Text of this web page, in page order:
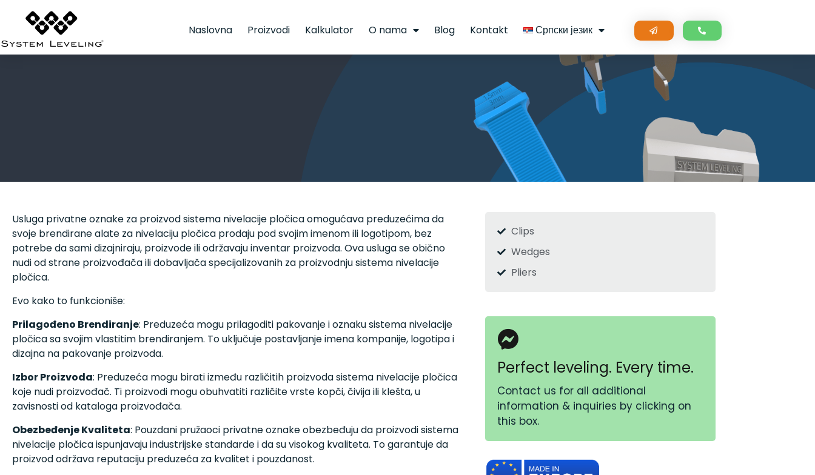
Naslovna Proizvodi Kalkulator O nama Blog Kontakt Српски језик
Usluga privatne oznake za proizvod sistema nivelacije pločica omogućava preduzećima da
svoje brendirane alate za nivelaciju pločica prodaju pod svojim imenom ili logotipom, bez
potrebe da sami dizajniraju, proizvode ili održavaju inventar proizvoda. Ova usluga se obično
nudi od strane proizvođača ili dobavljača specijalizovanih za proizvodnju sistema nivelacije
pločica.
Evo kako to funkcioniše:
Prilagođeno Brendiranje: Preduzeća mogu prilagoditi pakovanje i oznaku sistema nivelacije
pločica sa svojim vlastitim brendiranjem. To uključuje postavljanje imena kompanije, logotipa i
dizajna na pakovanje proizvoda.
Izbor Proizvoda: Preduzeća mogu birati između različitih proizvoda sistema nivelacije pločica
koje nudi proizvođač. Ti proizvodi mogu obuhvatiti različite vrste kopči, čivija ili klešta, u
zavisnosti od kataloga proizvođača.
Obezbeđenje Kvaliteta: Pouzdani pružaoci privatne oznake obezbeđuju da proizvodi sistema
nivelacije pločica ispunjavaju industrijske standarde i da su visokog kvaliteta. To garantuje da
proizvod održava reputaciju preduzeća za kvalitet i pouzdanost.
Clips
Wedges
Pliers
Perfect leveling. Every time.
Contact us for all additional
information & inquiries by clicking on
this box.